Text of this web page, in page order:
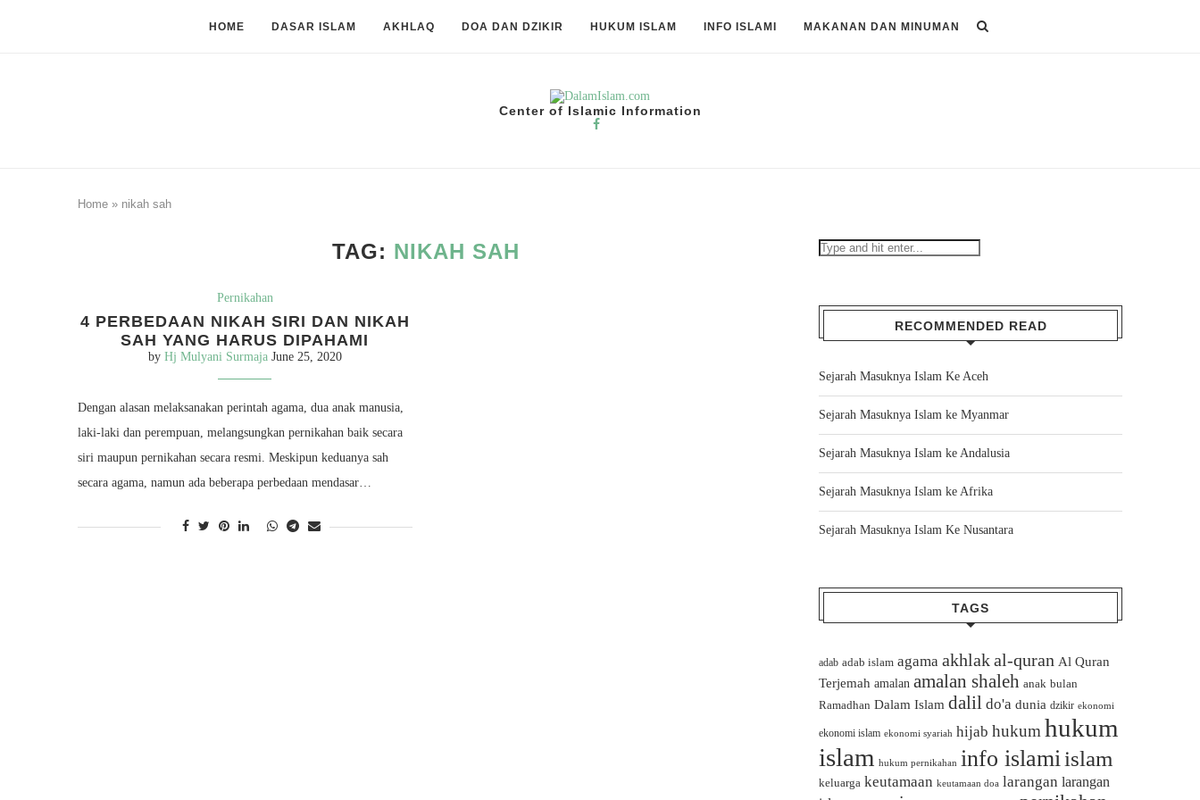
HOME DASAR ISLAM AKHLAQ DOA DAN DZIKIR HUKUM ISLAM INFO ISLAMI MAKANAN DAN MINUMAN
Center of Islamic Information
Home » nikah sah
TAG: NIKAH SAH
Pernikahan
4 PERBEDAAN NIKAH SIRI DAN NIKAH
SAH YANG HARUS DIPAHAMI
by Hj Mulyani Surmaja June 25, 2020
Dengan alasan melaksanakan perintah agama, dua anak manusia,
laki-laki dan perempuan, melangsungkan pernikahan baik secara
siri maupun pernikahan secara resmi. Meskipun keduanya sah
secara agama, namun ada beberapa perbedaan mendasar…
RECOMMENDED READ
Sejarah Masuknya Islam Ke Aceh
Sejarah Masuknya Islam ke Myanmar
Sejarah Masuknya Islam ke Andalusia
Sejarah Masuknya Islam ke Afrika
Sejarah Masuknya Islam Ke Nusantara
TAGS
adab adab islam agama akhlakal-quran Al Quran
Terjemah amalan amalan shaleh anak bulan
Ramadhan Dalam Islam dalil do'a dunia dzikir ekonomi
ekonomi islam ekonomi syariah hijab hukum hukum
islam hukum pernikahan info islamiislam
keluarga keutamaan keutamaan doa larangan larangan